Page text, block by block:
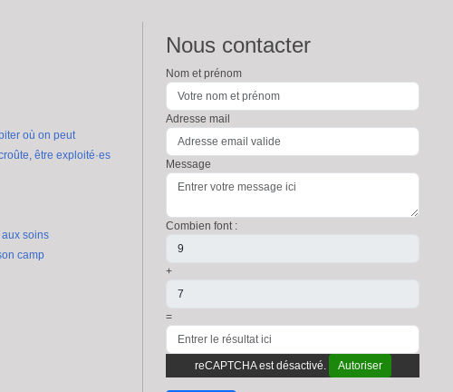
où on peut
être exploité·es
soins
camp
Nous contacter
Nom et prénom
Adresse mail
Message
Combien font :
+
=
reCAPTCHA est désactivé. Autoriser